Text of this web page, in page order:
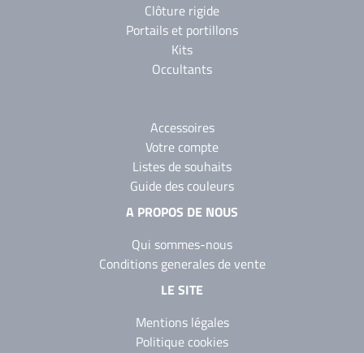
Clôture rigide
Portails et portillons
Kits
Occultants
Accessoires
Votre compte
Listes de souhaits
Guide des couleurs
A PROPOS DE NOUS
Qui sommes-nous
Conditions generales de vente
LE SITE
Mentions légales
Politique cookies